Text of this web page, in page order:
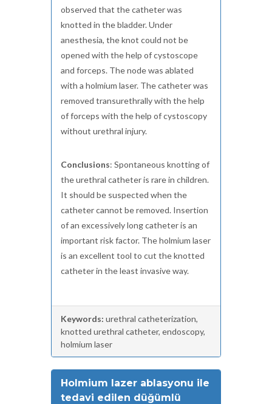
observed that the catheter was
knotted in the bladder. Under
anesthesia, the knot could not be
opened with the help of cystoscope
and forceps. The node was ablated
with a holmium laser. The catheter was
removed transurethrally with the help
of forceps with the help of cystoscopy
without urethral injury.
Conclusions: Spontaneous knotting of
the urethral catheter is rare in children.
It should be suspected when the
catheter cannot be removed. Insertion
of an excessively long catheter is an
important risk factor. The holmium laser
is an excellent tool to cut the knotted
catheter in the least invasive way.
Keywords: urethral catheterization,
knotted urethral catheter, endoscopy,
holmium laser
Holmium lazer ablasyonu ile
tedavi edilen düğümlü